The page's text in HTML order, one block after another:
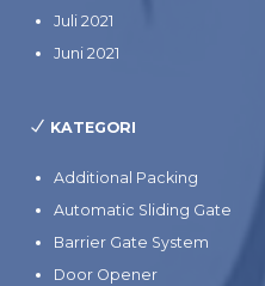
Juli 2021
Juni 2021
KATEGORI
Additional Packing
Automatic Sliding Gate
Barrier Gate System
Door Opener